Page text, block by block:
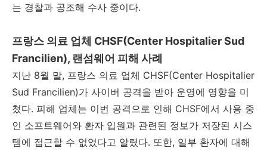
는 경찰과 공조해 수사 중이다.
프랑스 의료 업체 CHSF(Center Hospitalier Sud
Francilien), 랜섬웨어 피해 사례
지난 8월 말, 프랑스 의료 업체 CHSF(Center Hospitalier
Sud Francilien)가 사이버 공격을 받아 운영에 영향을 미
쳤다. 피해 업체는 이번 공격으로 인해 CHSF에서 사용 중
인 소프트웨어와 환자 입원과 관련된 정보가 저장된 시스
템에 접근할 수 없었다고 알렸다. 또한, 일부 환자에 대해